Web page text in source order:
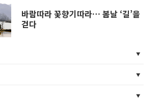
바람따라 꽃향기따라… 봄날 ‘길’을
걷다